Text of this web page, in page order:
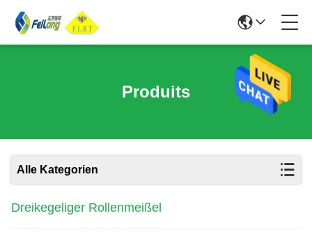
Produits
Alle Kategorien
Dreikegeliger Rollenmeißel